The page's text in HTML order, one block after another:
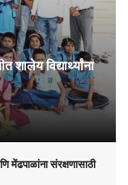
शालेय विद्यार्थ्यांना
संरक्षणासाठी